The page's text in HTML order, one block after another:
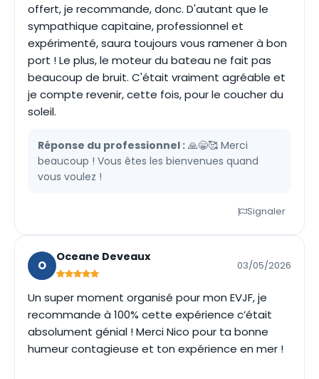
offert, je recommande, donc. D'autant que le
sympathique capitaine, professionnel et
expérimenté, saura toujours vous ramener à bon
port ! Le plus, le moteur du bateau ne fait pas
beaucoup de bruit. C'était vraiment agréable et
je compte revenir, cette fois, pour le coucher du
soleil.
Réponse du professionnel : 🙏😁🥰 Merci
beaucoup ! Vous êtes les bienvenues quand
vous voulez !
Signaler
O
Oceane Deveaux
03/05/2026
Un super moment organisé pour mon EVJF, je
recommande à 100% cette expérience c’était
absolument génial ! Merci Nico pour ta bonne
humeur contagieuse et ton expérience en mer !